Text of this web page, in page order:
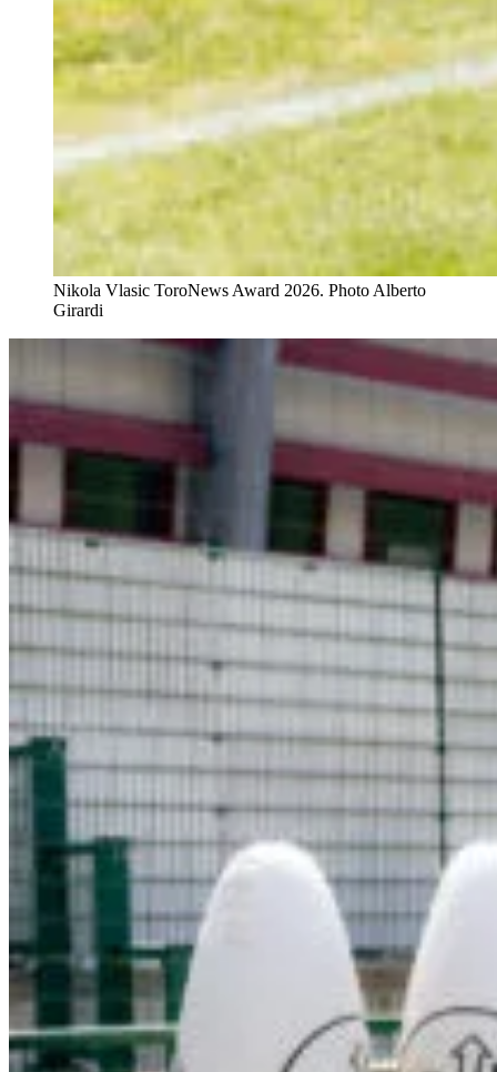
Nikola Vlasic ToroNews Award 2026. Photo Alberto
Girardi